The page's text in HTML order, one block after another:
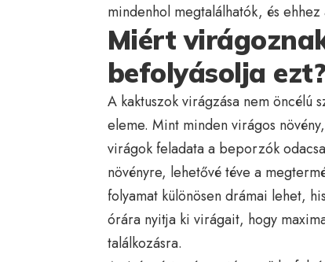
mindenhol megtalálhatók, és
Miért
befolyásolja ezt?
A kaktuszok virágzása nem öncélú
eleme. Mint minden virágos
virágok feladata a beporzók
növényre, lehetővé téve a
folyamat különösen drámai lehet,
órára nyitja ki virágait, hogy
találkozásra.